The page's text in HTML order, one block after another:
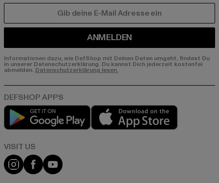
ANMELDEN
Informationen dazu, wie DefShop mit Deinen Daten umgeht, findest Du
in unserer Datenschutzerklärung. Du kannst Dich jederzeit kostenfei
abmelden.Datenschutzerklärung lesen.
Play market
Visit our Instagram page:
Visit our Facebook page:
Visit our YouTube channel: